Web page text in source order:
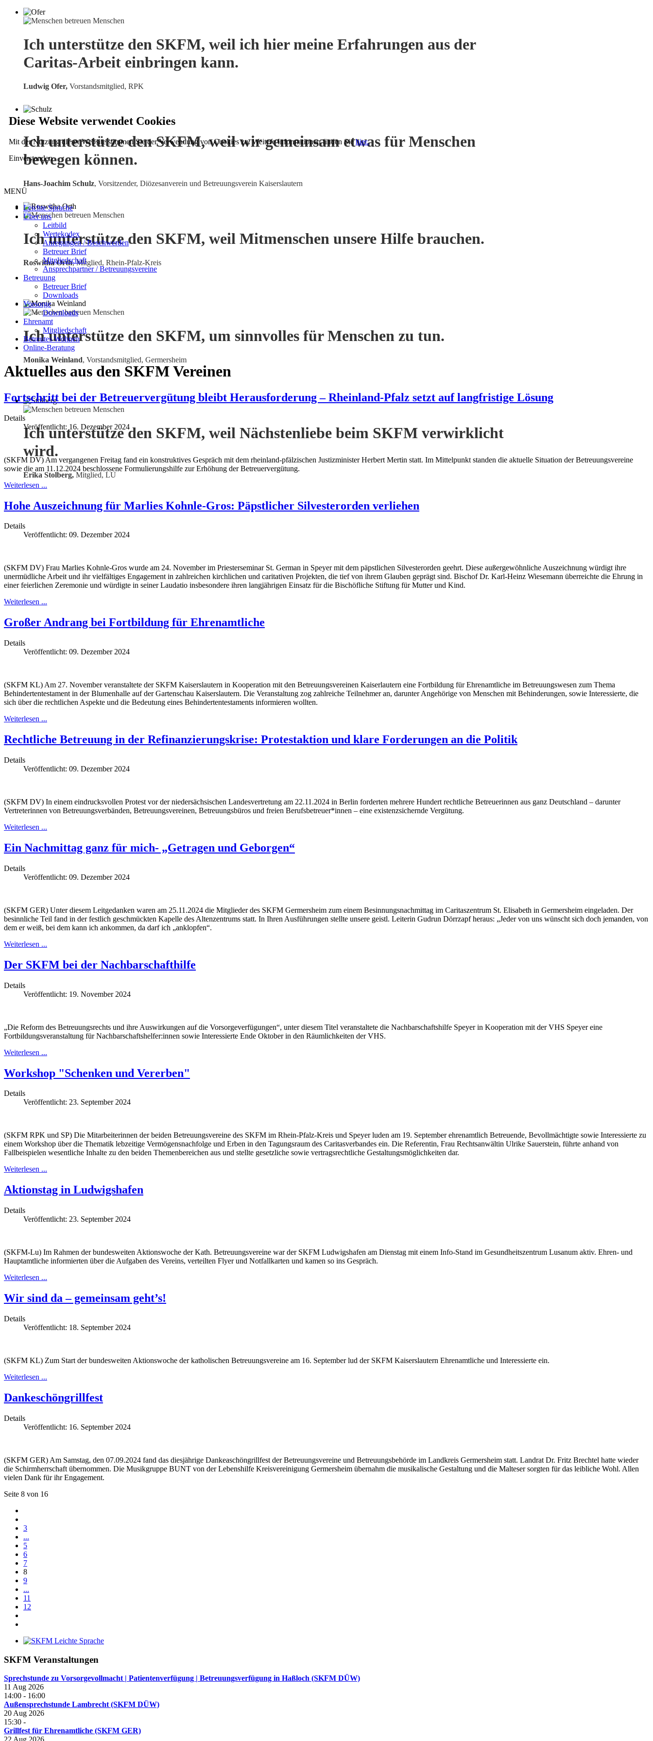
Ich unterstütze den SKFM, weil ich hier meine Erfahrungen aus der
Caritas-Arbeit einbringen kann.
Ludwig Ofer, Vorstandsmitglied, RPK
Ich unterstütze den SKFM, weil wir gemeinsam etwas für Menschen
bewegen können.
Hans-Joachim Schulz, Vorsitzender, Diözesanverein und Betreuungsverein Kaiserslautern
Ich unterstütze den SKFM, weil Mitmenschen unsere Hilfe brauchen.
Roswitha Orth, Mitglied, Rhein-Pfalz-Kreis
Ich unterstütze den SKFM, um sinnvolles für Menschen zu tun.
Monika Weinland, Vorstandsmitglied, Germersheim
Ich unterstütze den SKFM, weil Nächstenliebe beim SKFM verwirklicht
wird.
Erika Stolberg, Mitglied, LU
Diese Website verwendet Cookies
Mit der Nutzung dieser Website stimmen Sie der Verwendung von Cookies zu. Weitere Informationen finden Siehier.
Einverstanden
MENÜ
Leichte Sprache
Über uns
Leitbild
Wertekodex
Anregungen / Beschwerden
Betreuer Brief
Mitgliedschaft
Ansprechpartner / Betreuungsvereine
Betreuung
Betreuer Brief
Downloads
Vorsorge
Downloads
Ehrenamt
Mitgliedschaft
Betreutes Wohnen
Online-Beratung
Aktuelles aus den SKFM Vereinen
Fortschritt bei der Betreuervergütung bleibt Herausforderung – Rheinland-Pfalz setzt auf langfristige Lösung
Details
Veröffentlicht: 16. Dezember 2024
(SKFM DV) Am vergangenen Freitag fand ein konstruktives Gespräch mit dem rheinland-pfälzischen Justizminister Herbert Mertin statt. Im Mittelpunkt standen die aktuelle Situation der Betreuungsvereine
sowie die am 11.12.2024 beschlossene Formulierungshilfe zur Erhöhung der Betreuervergütung.
Weiterlesen ...
Hohe Auszeichnung für Marlies Kohnle-Gros: Päpstlicher Silvesterorden verliehen
Details
Veröffentlicht: 09. Dezember 2024
(SKFM DV) Frau Marlies Kohnle-Gros wurde am 24. November im Priesterseminar St. German in Speyer mit dem päpstlichen Silvesterorden geehrt. Diese außergewöhnliche Auszeichnung würdigt ihre
unermüdliche Arbeit und ihr vielfältiges Engagement in zahlreichen kirchlichen und caritativen Projekten, die tief von ihrem Glauben geprägt sind. Bischof Dr. Karl-Heinz Wiesemann überreichte die Ehrung in
einer feierlichen Zeremonie und würdigte in seiner Laudatio insbesondere ihren langjährigen Einsatz für die Bischöfliche Stiftung für Mutter und Kind.
Weiterlesen ...
Großer Andrang bei Fortbildung für Ehrenamtliche
Details
Veröffentlicht: 09. Dezember 2024
(SKFM KL) Am 27. November veranstaltete der SKFM Kaiserslautern in Kooperation mit den Betreuungsvereinen Kaiserlautern eine Fortbildung für Ehrenamtliche im Betreuungswesen zum Thema
Behindertentestament in der Blumenhalle auf der Gartenschau Kaiserslautern. Die Veranstaltung zog zahlreiche Teilnehmer an, darunter Angehörige von Menschen mit Behinderungen, sowie Interessierte, die
sich über die rechtlichen Aspekte und die Bedeutung eines Behindertentestaments informieren wollten.
Weiterlesen ...
Rechtliche Betreuung in der Refinanzierungskrise: Protestaktion und klare Forderungen an die Politik
Details
Veröffentlicht: 09. Dezember 2024
(SKFM DV) In einem eindrucksvollen Protest vor der niedersächsischen Landesvertretung am 22.11.2024 in Berlin forderten mehrere Hundert rechtliche Betreuerinnen aus ganz Deutschland – darunter
Vertreterinnen von Betreuungsverbänden, Betreuungsvereinen, Betreuungsbüros und freien Berufsbetreuer*innen – eine existenzsichernde Vergütung.
Weiterlesen ...
Ein Nachmittag ganz für mich- „Getragen und Geborgen“
Details
Veröffentlicht: 09. Dezember 2024
(SKFM GER) Unter diesem Leitgedanken waren am 25.11.2024 die Mitglieder des SKFM Germersheim zum einem Besinnungsnachmittag im Caritaszentrum St. Elisabeth in Germersheim eingeladen. Der
besinnliche Teil fand in der festlich geschmückten Kapelle des Altenzentrums statt. In Ihren Ausführungen stellte unsere geistl. Leiterin Gudrun Dörrzapf heraus: „Jeder von uns wünscht sich doch jemanden, von
dem er weiß, bei dem kann ich ankommen, da darf ich „anklopfen“.
Weiterlesen ...
Der SKFM bei der Nachbarschafthilfe
Details
Veröffentlicht: 19. November 2024
„Die Reform des Betreuungsrechts und ihre Auswirkungen auf die Vorsorgeverfügungen“, unter diesem Titel veranstaltete die Nachbarschaftshilfe Speyer in Kooperation mit der VHS Speyer eine
Fortbildungsveranstaltung für Nachbarschaftshelfer:innen sowie Interessierte Ende Oktober in den Räumlichkeiten der VHS.
Weiterlesen ...
Workshop "Schenken und Vererben"
Details
Veröffentlicht: 23. September 2024
(SKFM RPK und SP) Die Mitarbeiterinnen der beiden Betreuungsvereine des SKFM im Rhein-Pfalz-Kreis und Speyer luden am 19. September ehrenamtlich Betreuende, Bevollmächtigte sowie Interessierte zu
einem Workshop über die Thematik lebzeitige Vermögensnachfolge und Erben in den Tagungsraum des Caritasverbandes ein. Die Referentin, Frau Rechtsanwältin Ulrike Sauerstein, führte anhand von
Fallbeispielen wesentliche Inhalte zu den beiden Themenbereichen aus und stellte gesetzliche sowie vertragsrechtliche Gestaltungsmöglichkeiten dar.
Weiterlesen ...
Aktionstag in Ludwigshafen
Details
Veröffentlicht: 23. September 2024
(SKFM-Lu) Im Rahmen der bundesweiten Aktionswoche der Kath. Betreuungsvereine war der SKFM Ludwigshafen am Dienstag mit einem Info-Stand im Gesundheitszentrum Lusanum aktiv. Ehren- und
Hauptamtliche informierten über die Aufgaben des Vereins, verteilten Flyer und Notfallkarten und kamen so ins Gespräch.
Weiterlesen ...
Wir sind da – gemeinsam geht’s!
Details
Veröffentlicht: 18. September 2024
(SKFM KL) Zum Start der bundesweiten Aktionswoche der katholischen Betreuungsvereine am 16. September lud der SKFM Kaiserslautern Ehrenamtliche und Interessierte ein.
Weiterlesen ...
Dankeschöngrillfest
Details
Veröffentlicht: 16. September 2024
(SKFM GER) Am Samstag, den 07.09.2024 fand das diesjährige Dankeaschöngrillfest der Betreuungsvereine und Betreuungsbehörde im Landkreis Germersheim statt. Landrat Dr. Fritz Brechtel hatte wieder
die Schirmherrschaft übernommen. Die Musikgruppe BUNT von der Lebenshilfe Kreisvereinigung Germersheim übernahm die musikalische Gestaltung und die Malteser sorgten für das leibliche Wohl. Allen
vielen Dank für ihr Engagement.
Seite 8 von 16
3
...
5
6
7
8
9
...
11
12
SKFM Veranstaltungen
Sprechstunde zu Vorsorgevollmacht | Patientenverfügung | Betreuungsverfügung in Haßloch (SKFM DÜW)
11 Aug 2026
14:00 - 16:00
Außensprechstunde Lambrecht (SKFM DÜW)
20 Aug 2026
15:30 -
Grillfest für Ehrenamtliche (SKFM GER)